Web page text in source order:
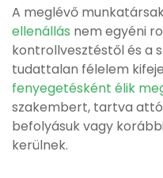
A meglévő
ellenállás nem egyéni
kontrollvesztéstől és a
tudattalan félelem
fenyegetésként élik
szakembert, tartva
befolyásuk vagy
kerülnek.